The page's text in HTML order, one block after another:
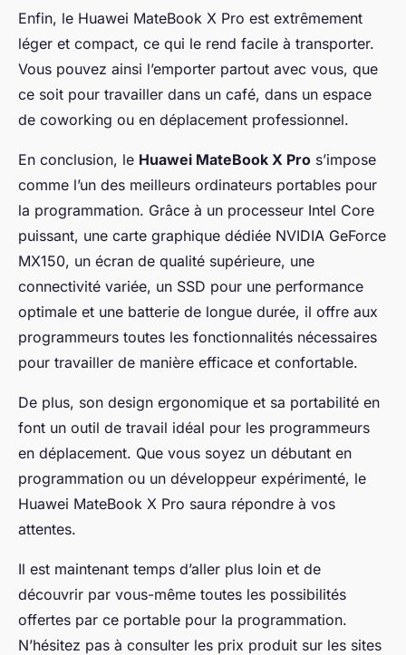
Enfin, le Huawei MateBook X Pro est extrêmement
léger et compact, ce qui le rend facile à transporter.
Vous pouvez ainsi l’emporter partout avec vous, que
ce soit pour travailler dans un café, dans un espace
de coworking ou en déplacement professionnel.
En conclusion, le Huawei MateBook X Pro s’impose
comme l’un des meilleurs ordinateurs portables pour
la programmation. Grâce à un processeur Intel Core
puissant, une carte graphique dédiée NVIDIA GeForce
MX150, un écran de qualité supérieure, une
connectivité variée, un SSD pour une performance
optimale et une batterie de longue durée, il offre aux
programmeurs toutes les fonctionnalités nécessaires
pour travailler de manière efficace et confortable.
De plus, son design ergonomique et sa portabilité en
font un outil de travail idéal pour les programmeurs
en déplacement. Que vous soyez un débutant en
programmation ou un développeur expérimenté, le
Huawei MateBook X Pro saura répondre à vos
attentes.
Il est maintenant temps d’aller plus loin et de
découvrir par vous-même toutes les possibilités
offertes par ce portable pour la programmation.
N’hésitez pas à consulter les prix produit sur les sites